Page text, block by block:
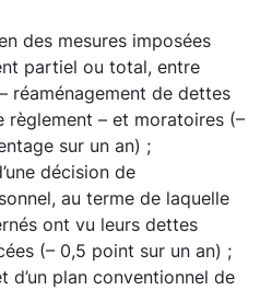
des mesures imposées
partiel ou total, entre
réaménagement de dettes
règlement – et moratoires (–
sur un an) ;
décision de
au terme de laquelle
ont vu leurs dettes
(– 0,5 point sur un an) ;
d’un plan conventionnel de